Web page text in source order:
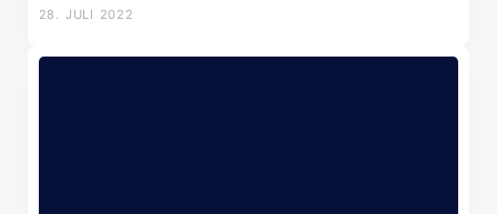
28. JULI 2022